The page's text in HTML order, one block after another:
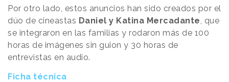
Por otro lado, estos anuncios han sido creados por el
dúo de cineastas Daniel y Katina Mercadante, que
se integraron en las familias y rodaron más de 100
horas de imágenes sin guion y 30 horas de
entrevistas en audio.
Ficha técnica